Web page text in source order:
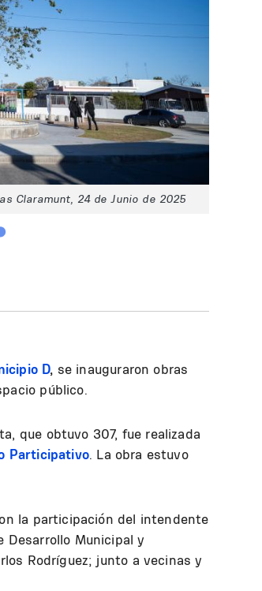
Claramunt, 24 de Junio de 2025
D, se inauguraron obras
público.
que obtuvo 307, fue realizada
Participativo. La obra estuvo
la participación del intendente
Desarrollo Municipal y
Rodríguez; junto a vecinas y